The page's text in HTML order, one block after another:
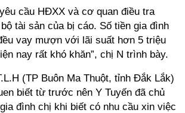
cầu HĐXX và cơ quan điều tra
tài sản của bị cáo. Số tiền gia đình
vay mượn với lãi suất hơn 5 triệu
nay rất khó khăn”, chị N trình bày.
(TP Buôn Ma Thuột, tỉnh Đắk Lắk)
biết từ trước nên Y Tuyến đã chủ
đình chị khi biết có nhu cầu xin việc